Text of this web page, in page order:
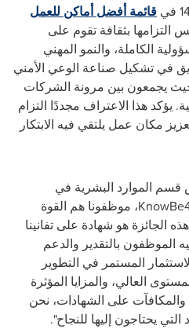
قائمة أفضل أماكن للعمل
التزامها بثقافة تقوم على
الكاملة، والنمو المهني
في تشكيل صناعة الوعي الأمني
يجمعون بين مرونة الشركات
يؤكد هذا الاعتراف مجددًا التزام
مكان عمل يلتقي فيه الابتكار
قسم الموارد البشرية في
، موظفونا هم القوة
الجائزة هو شهادة على تفانينا
بالتقدير والدعم
المستمر في التطوير
العالي، والمزايا المؤثرة
على الشهادات، نحن
يحتاجون إليها للنجاح".